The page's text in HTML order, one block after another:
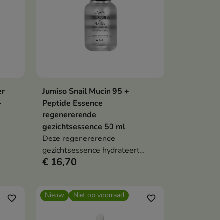
 In winkelwagen
Jumiso Snail Mucin 95 +
Peptide Essence
regenererende
gezichtsessence 50 ml
Deze regenererende
gezichtsessence hydrateert
intensief, kalmeert en
huidbarrière. De formule met
€ 16,70
favorite_border Nieuw Niet op voorraad favorite_border